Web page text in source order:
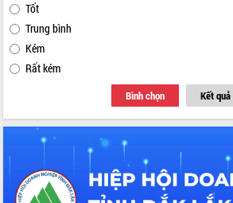
Tốt
Trung bình
Kém
Rất kém
Bình chọn Kết quả